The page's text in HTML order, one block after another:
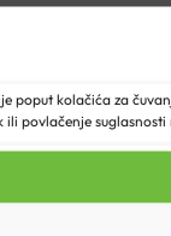
poput kolačića za
povlačenje